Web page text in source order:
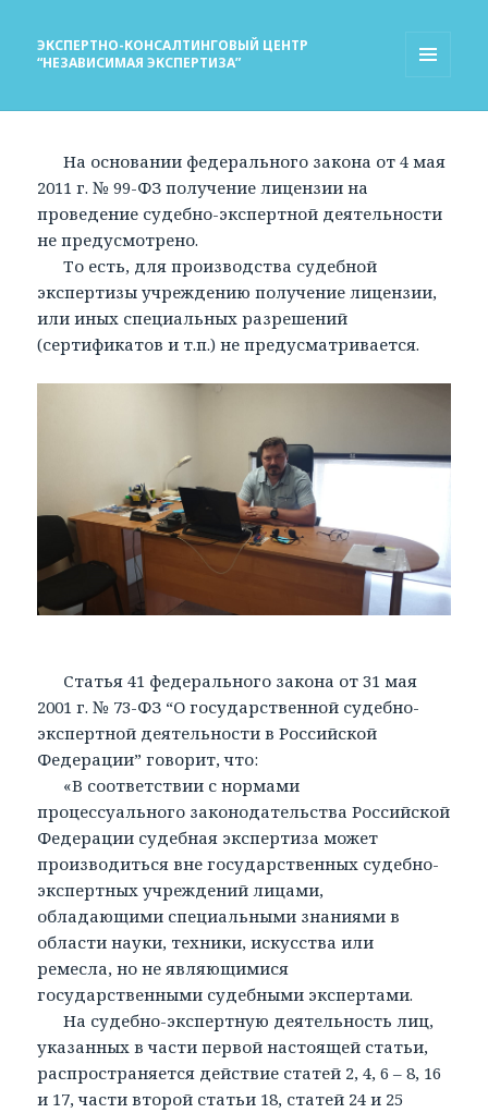
ЭКСПЕРТНО-КОНСАЛТИНГОВЫЙ ЦЕНТР
“НЕЗАВИСИМАЯ ЭКСПЕРТИЗА”
На основании федерального закона от 4 мая
2011 г. № 99-ФЗ получение лицензии на
проведение судебно-экспертной деятельности
не предусмотрено.
То есть, для производства судебной
экспертизы учреждению получение лицензии,
или иных специальных разрешений
(сертификатов и т.п.) не предусматривается.
Статья 41 федерального закона от 31 мая
2001 г. № 73-ФЗ “О государственной судебно-
экспертной деятельности в Российской
Федерации” говорит, что:
«В соответствии с нормами
процессуального законодательства Российской
Федерации судебная экспертиза может
производиться вне государственных судебно-
экспертных учреждений лицами,
обладающими специальными знаниями в
области науки, техники, искусства или
ремесла, но не являющимися
государственными судебными экспертами.
На судебно-экспертную деятельность лиц,
указанных в части первой настоящей статьи,
распространяется действие статей 2, 4, 6 – 8, 16
и 17, части второй статьи 18, статей 24 и 25